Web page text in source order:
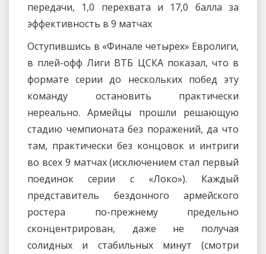
передачи, 1,0 перехвата и 17,0 балла за
эффективность в 9 матчах
Оступившись в «Финале четырех» Евролиги,
в плей-офф Лиги ВТБ ЦСКА показал, что в
формате серии до нескольких побед эту
команду остановить практически
нереально. Армейцы прошли решающую
стадию чемпионата без поражений, да что
там, практически без концовок и интриги
во всех 9 матчах (исключением стал первый
поединок серии с «Локо»). Каждый
представитель бездонного армейского
ростера по-прежнему предельно
сконцентрирован, даже не получая
солидных и стабильных минут (смотри